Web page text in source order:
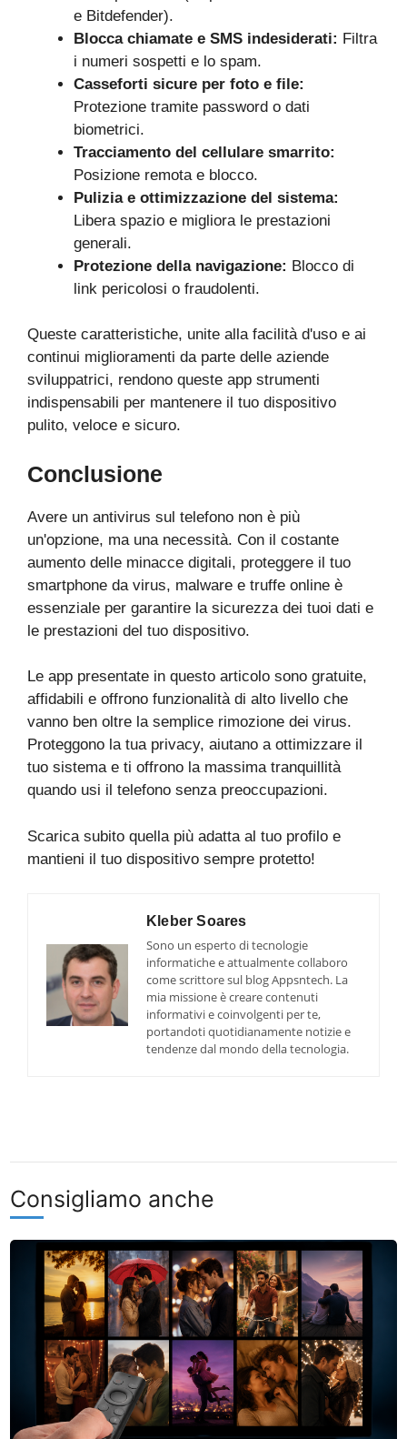
e Bitdefender).
Blocca chiamate e SMS indesiderati: Filtra
i numeri sospetti e lo spam.
Casseforti sicure per foto e file:
Protezione tramite password o dati
biometrici.
Tracciamento del cellulare smarrito:
Posizione remota e blocco.
Pulizia e ottimizzazione del sistema:
Libera spazio e migliora le prestazioni
generali.
Protezione della navigazione: Blocco di
link pericolosi o fraudolenti.
Queste caratteristiche, unite alla facilità d'uso e ai
continui miglioramenti da parte delle aziende
sviluppatrici, rendono queste app strumenti
indispensabili per mantenere il tuo dispositivo
pulito, veloce e sicuro.
Conclusione
Avere un antivirus sul telefono non è più
un'opzione, ma una necessità. Con il costante
aumento delle minacce digitali, proteggere il tuo
smartphone da virus, malware e truffe online è
essenziale per garantire la sicurezza dei tuoi dati e
le prestazioni del tuo dispositivo.
Le app presentate in questo articolo sono gratuite,
affidabili e offrono funzionalità di alto livello che
vanno ben oltre la semplice rimozione dei virus.
Proteggono la tua privacy, aiutano a ottimizzare il
tuo sistema e ti offrono la massima tranquillità
quando usi il telefono senza preoccupazioni.
Scarica subito quella più adatta al tuo profilo e
mantieni il tuo dispositivo sempre protetto!
Kleber Soares
Sono un esperto di tecnologie
informatiche e attualmente collaboro
come scrittore sul blog Appsntech. La
mia missione è creare contenuti
informativi e coinvolgenti per te,
portandoti quotidianamente notizie e
tendenze dal mondo della tecnologia.
Consigliamo anche